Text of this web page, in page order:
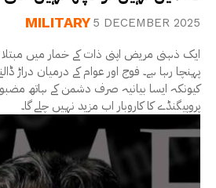
MILITARY 5 DECEMBER 2025
ایک ذہنی مریض اپنی ذات کے خمار میں
پہنچا رہا ہے۔ فوج اور عوام کے درمیان دراڑ
کیونکہ ایسا بیانیہ صرف دشمن کے ہاتھ
پروپیگنڈے کا کاروبار اب مزید نہیں چلے گا۔